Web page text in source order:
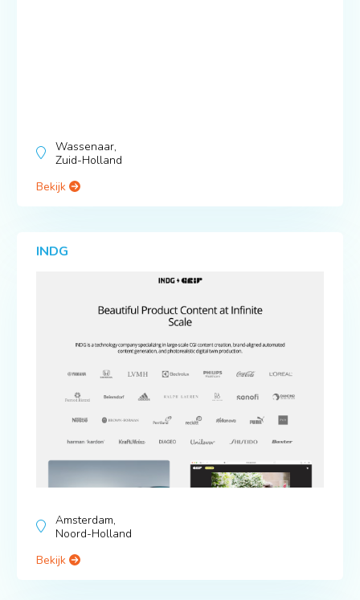
Wassenaar,
Zuid-Holland
Bekijk
INDG
Amsterdam,
Noord-Holland
Bekijk